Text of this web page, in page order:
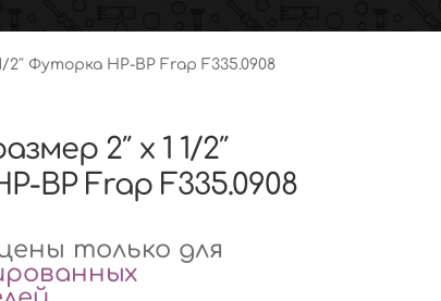
2″ Футорка НР-ВР Frap F335.0908
2″ x 1 1/2″
ВР Frap F335.0908
только для